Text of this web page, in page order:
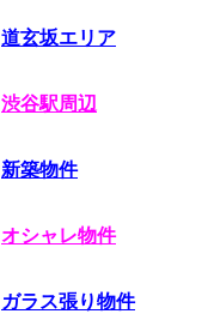
道玄坂エリア
渋谷駅周辺
新築物件
オシャレ物件
ガラス張り物件